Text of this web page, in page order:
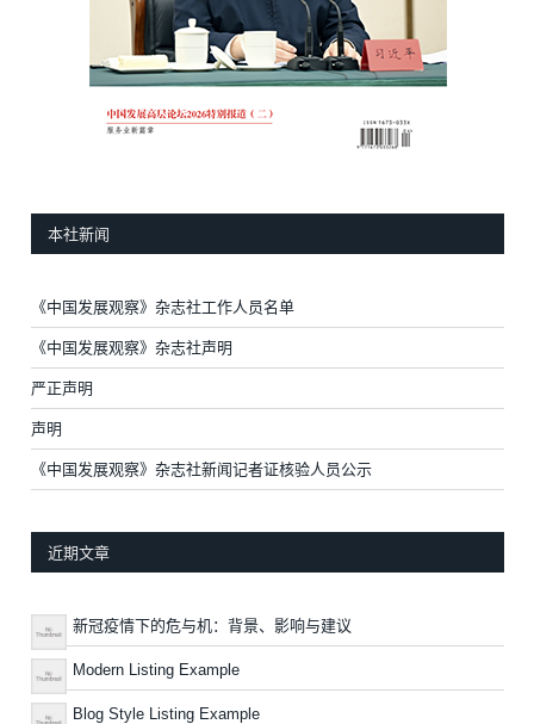
本社新闻
《中国发展观察》杂志社工作人员名单
《中国发展观察》杂志社声明
严正声明
声明
《中国发展观察》杂志社新闻记者证核验人员公示
近期文章
新冠疫情下的危与机：背景、影响与建议
Modern Listing Example
Blog Style Listing Example